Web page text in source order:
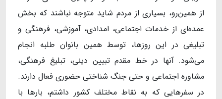
از همین‌رو، بسیاری از مردم شاید متوجه نباشند که بخش
عمده‌ای از خدمات اجتماعی، امدادی، آموزشی، فرهنگی و
تبلیغی در این روزها، توسط همین بانوان طلبه انجام
می‌شود. آنها در خط مقدم تبیین دینی، تبلیغ فرهنگی،
مشاوره اجتماعی و حتی جنگ شناختی حضوری فعال دارند.
در سفرهایی که به نقاط مختلف کشور داشتم، بارها با